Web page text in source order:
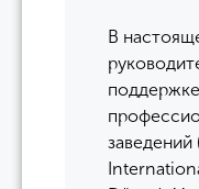
В
заведений